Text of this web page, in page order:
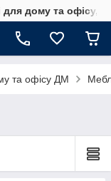
для дому та офісу,
та офісу ДМ